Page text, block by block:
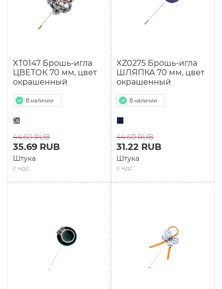
XТ0147 Брошь-игла
ЦВЕТОК 70 мм, цвет
окрашенный
В наличии
44.60 RUB
с ндс
35.69 RUB
Штука
XZ0275 Брошь-игла
ШЛЯПКА 70 мм, цвет
окрашенный
В наличии
44.60 RUB
с ндс
31.22 RUB
Штука